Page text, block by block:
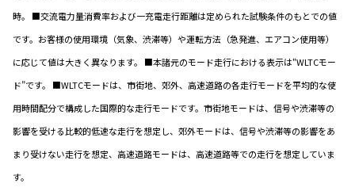
時。 ■交流電力量消費率および一充電走行距離は定められた試験条件のもとでの値
です。お客様の使用環境（気象、渋滞等）や運転方法（急発進、エアコン使用等）
に応じて値は大きく異なります。 ■本諸元のモード走行における表示は“WLTCモー
ド”です。 ■WLTCモードは、市街地、郊外、高速道路の各走行モードを平均的な使
用時間配分で構成した国際的な走行モードです。市街地モードは、信号や渋滞等の
影響を受ける比較的低速な走行を想定し、郊外モードは、信号や渋滞等の影響をあ
まり受けない走行を想定、高速道路モードは、高速道路等での走行を想定していま
す。